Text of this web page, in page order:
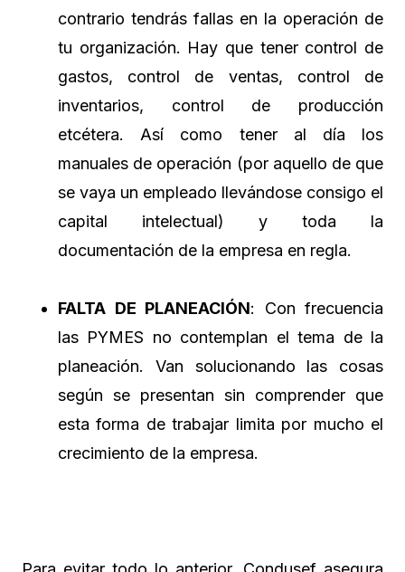
contrario tendrás fallas en la operación de
tu organización. Hay que tener control de
gastos, control de ventas, control de
inventarios, control de producción
etcétera. Así como tener al día los
manuales de operación (por aquello de que
se vaya un empleado llevándose consigo el
capital intelectual) y toda la
documentación de la empresa en regla.
FALTA DE PLANEACIÓN: Con frecuencia
las PYMES no contemplan el tema de la
planeación. Van solucionando las cosas
según se presentan sin comprender que
esta forma de trabajar limita por mucho el
crecimiento de la empresa.